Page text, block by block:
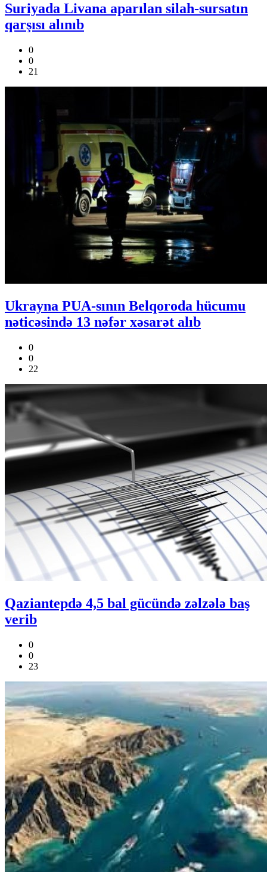
Suriyada Livana aparılan silah-sursatın
qarşısı alınıb
0
0
21
Ukrayna PUA-sının Belqoroda hücumu
nəticəsində 13 nəfər xəsarət alıb
0
0
22
Qaziantepdə 4,5 bal gücündə zəlzələ baş
verib
0
0
23